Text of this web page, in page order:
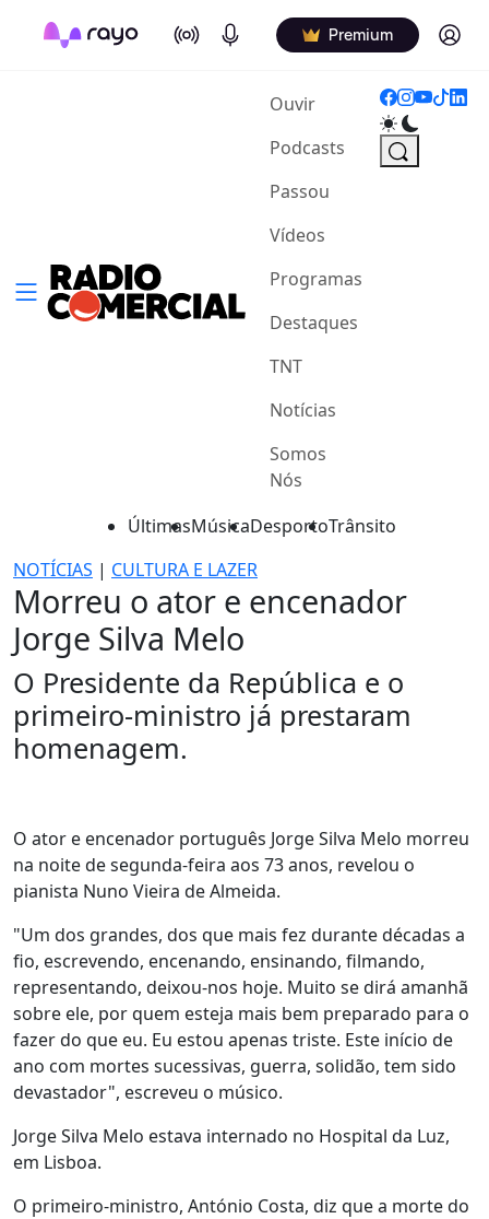
On Air Podcasts Premium Log in
Ouvir(current)
Podcasts
Passou
Vídeos
Programas
Destaques
TNT
Notícias
Somos
Nós
ÚltimasMúsicaDesportoTrânsito
NOTÍCIAS | CULTURA E LAZER
Morreu o ator e encenador
Jorge Silva Melo
O Presidente da República e o
primeiro-ministro já prestaram
homenagem.
O ator e encenador português Jorge Silva Melo morreu
na noite de segunda-feira aos 73 anos, revelou o
pianista Nuno Vieira de Almeida.
"Um dos grandes, dos que mais fez durante décadas a
fio, escrevendo, encenando, ensinando, filmando,
representando, deixou-nos hoje. Muito se dirá amanhã
sobre ele, por quem esteja mais bem preparado para o
fazer do que eu. Eu estou apenas triste. Este início de
ano com mortes sucessivas, guerra, solidão, tem sido
devastador", escreveu o músico.
Jorge Silva Melo estava internado no Hospital da Luz,
em Lisboa.
O primeiro-ministro, António Costa, diz que a morte do